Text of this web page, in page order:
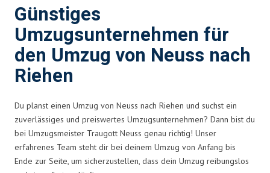
Günstiges
Umzugsunternehmen für
den Umzug von Neuss nach
Riehen
Du planst einen Umzug von Neuss nach Riehen und suchst ein
zuverlässiges und preiswertes Umzugsunternehmen? Dann bist du
bei Umzugsmeister Traugott Neuss genau richtig! Unser
erfahrenes Team steht dir bei deinem Umzug von Anfang bis
Ende zur Seite, um sicherzustellen, dass dein Umzug reibungslos